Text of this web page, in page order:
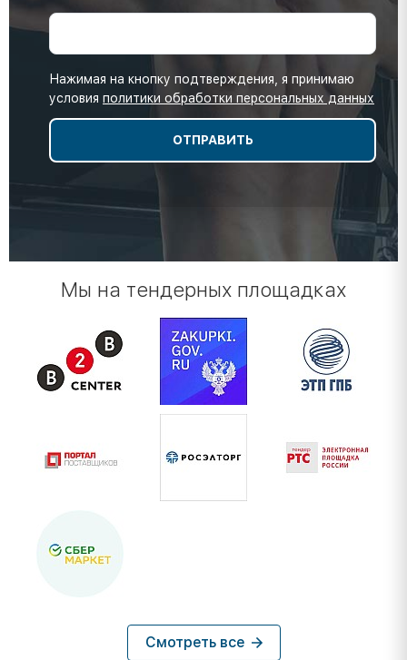
Нажимая на кнопку подтверждения, я принимаю
условия политики обработки персональных данных
Мы на тендерных площадках
Смотреть все